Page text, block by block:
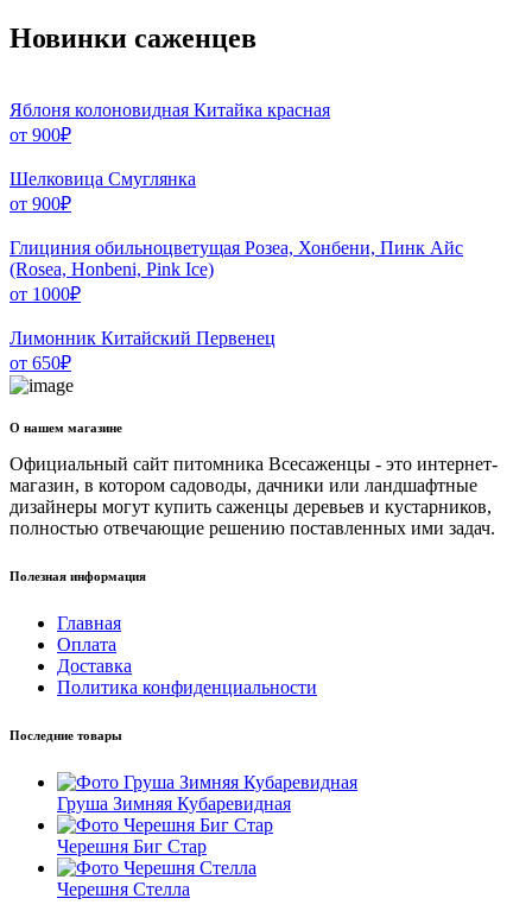
Новинки саженцев
Яблоня колоновидная Китайка красная
от 900₽
Шелковица Смуглянка
от 900₽
Глициния обильноцветущая Розеа, Хонбени, Пинк Айс
(Rosea, Honbeni, Pink Ice)
от 1000₽
Лимонник Китайский Первенец
от 650₽
О нашем магазине
Официальный сайт питомника Всесаженцы - это интернет-
магазин, в котором садоводы, дачники или ландшафтные
дизайнеры могут купить саженцы деревьев и кустарников,
полностью отвечающие решению поставленных ими задач.
Полезная информация
Главная
Оплата
Доставка
Политика конфиденциальности
Последние товары
Груша Зимняя Кубаревидная
Черешня Биг Стар
Черешня Стелла